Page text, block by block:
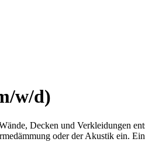
w/d)
Decken und Verkleidungen
oder der Akustik ein.